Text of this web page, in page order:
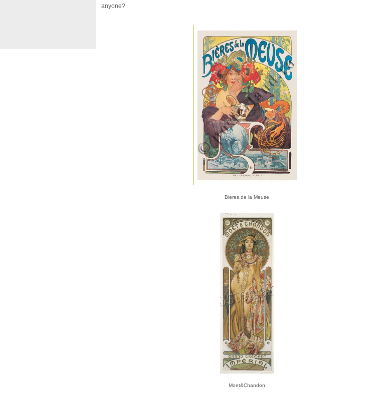
anyone?
Bieres de la Meuse
Moet&Chandon